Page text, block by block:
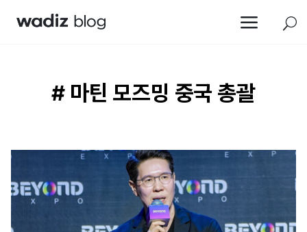
a U
# 마틴 모즈밍 중국 총괄